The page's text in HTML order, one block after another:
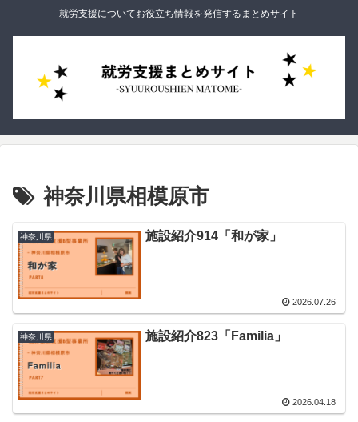
就労支援についてお役立ち情報を発信するまとめサイト
神奈川県相模原市
神奈川県 施設紹介914「和が家」
2026.07.26
神奈川県 施設紹介823「Familia」
2026.04.18